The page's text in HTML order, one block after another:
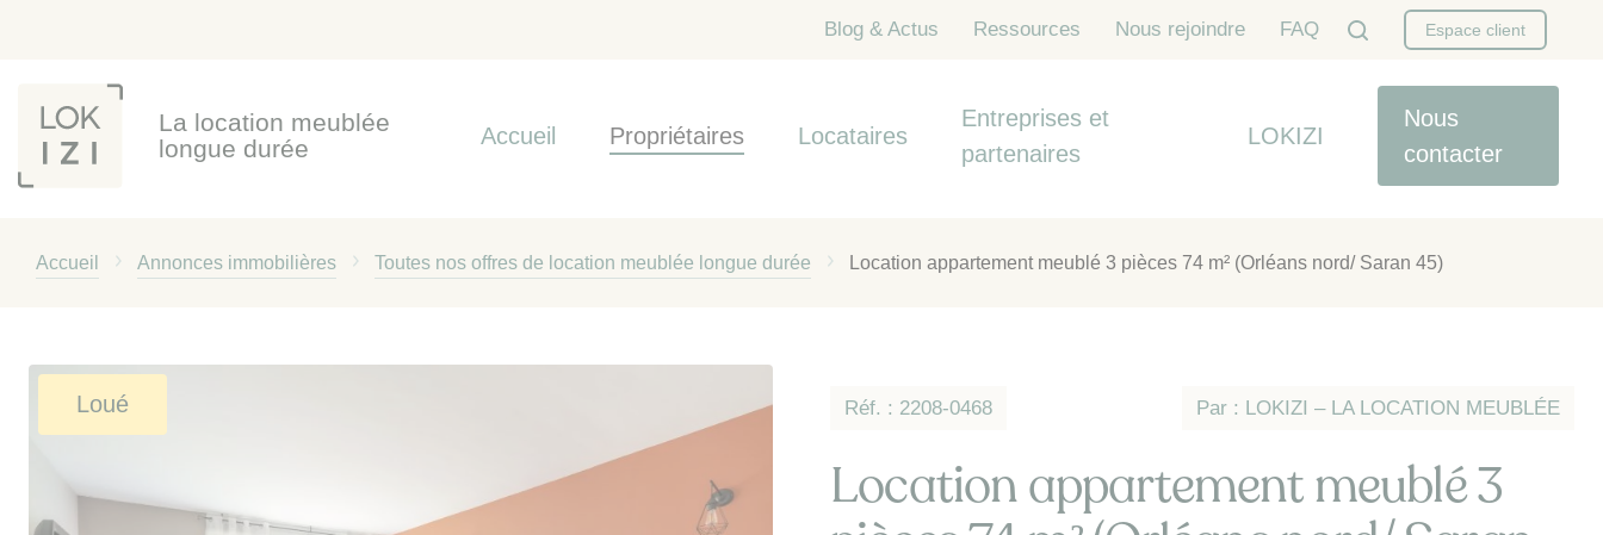
Blog & Actus Ressources Nous rejoindre FAQ Espace client
La location meublée
longue durée
Accueil Propriétaires Locataires
Entreprises et
partenaires
LOKIZI
Nous
contacter
Accueil Annonces immobilières Toutes nos offres de location meublée longue durée Location appartement meublé 3 pièces 74 m² (Orléans nord/ Saran 45)
Loué Réf. : 2208-0468 Par : LOKIZI – LA LOCATION MEUBLÉE
Location appartement meublé 3